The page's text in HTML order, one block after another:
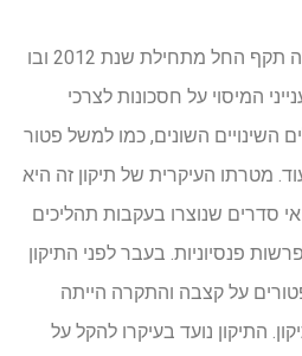
תיקון 190 לפקודת מס הכנסה תקף החל מתחילת שנת 2012 ובו
המיסוי על חסכונות לצרכי
השינויים השונים, כמו למשל פטור
מטרתו העיקרית של תיקון זה היא
סדרים שנוצרו בעקבות תהליכים
פנסיוניות. בעבר לפני התיקון
על קצבה והתקרה הייתה
התיקון נועד בעיקרו להקל על